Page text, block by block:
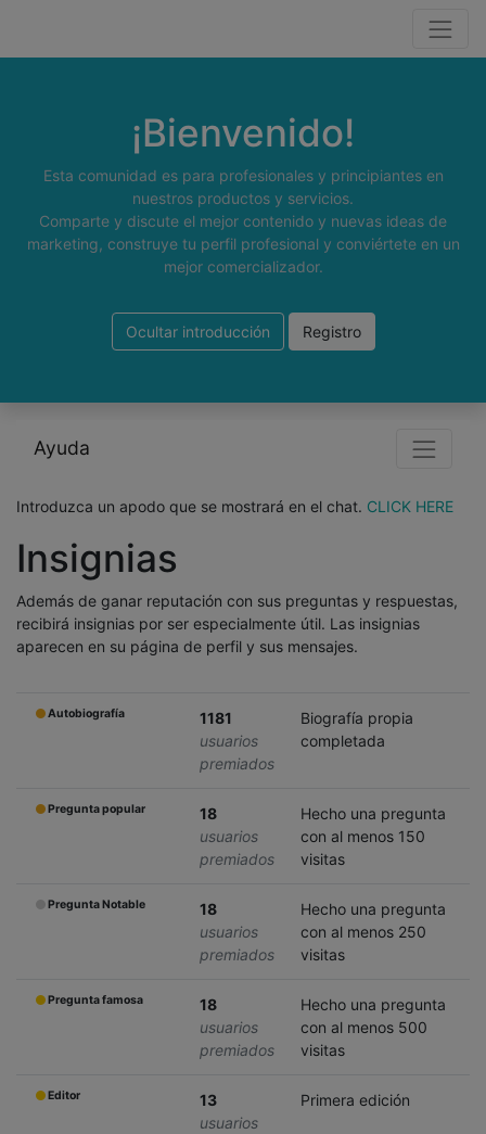
¡Bienvenido!
Esta comunidad es para profesionales y principiantes en
nuestros productos y servicios.
Comparte y discute el mejor contenido y nuevas ideas de
marketing, construye tu perfil profesional y conviértete en un
mejor comercializador.
Ocultar introducción Registro
Ayuda
Introduzca un apodo que se mostrará en el chat. CLICK HERE
Insignias
Además de ganar reputación con sus preguntas y respuestas,
recibirá insignias por ser especialmente útil. Las insignias
aparecen en su página de perfil y sus mensajes.
Autobiografía
1181
usuarios
premiados
Biografía propia
completada
Pregunta popular
18
usuarios
premiados
Hecho una pregunta
con al menos 150
visitas
Pregunta Notable
18
usuarios
premiados
Hecho una pregunta
con al menos 250
visitas
Pregunta famosa
18
usuarios
premiados
Hecho una pregunta
con al menos 500
visitas
Editor
13
usuarios
Primera edición